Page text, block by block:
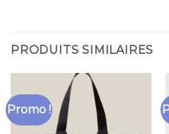
PRODUITS SIMILAIRES
Promo !